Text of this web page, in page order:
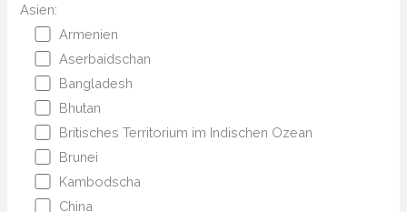
Asien:
Armenien
Aserbaidschan
Bangladesh
Bhutan
Britisches Territorium im Indischen Ozean
Brunei
Kambodscha
China